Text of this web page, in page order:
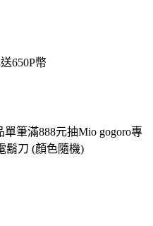
650P幣
單筆滿888元抽Mio gogoro專
鬍刀 (顏色隨機)